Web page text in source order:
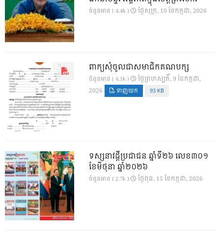
ចំនួនអាន ( 4.4k ) ថ្ងៃ​សុក្រ, 10 ខែ​កក្កដា, 2026
ពាក្យសុំចូលជាសមាជិកគណបក្ស
ចំនួនអាន ( 4.1k )
ថ្ងៃ​ព្រហស្បតិ៍, 9 ខែ​កក្កដា,
2026
ទាញយក 93 KB
ទស្សនាវដ្ដីប្រជាជន ឆ្នាំទី២៦ លេខ៣០១
ខែមិថុនា ឆ្នាំ២០២៦
ចំនួនអាន ( 2.7k ) ថ្ងៃ​ពុធ, 15 ខែ​កក្កដា, 2026